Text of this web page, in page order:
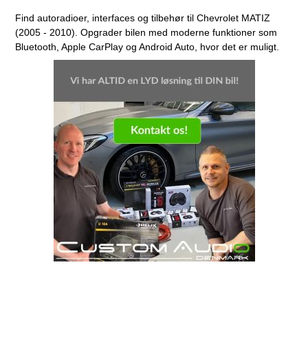
Find autoradioer, interfaces og tilbehør til Chevrolet MATIZ
(2005 - 2010). Opgrader bilen med moderne funktioner som
Bluetooth, Apple CarPlay og Android Auto, hvor det er muligt.